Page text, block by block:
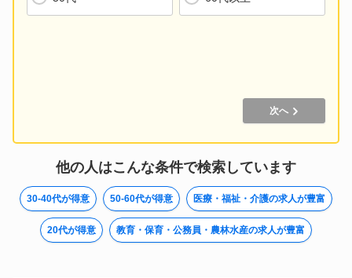
素材・化学・食品・医薬品技術職
医療・福祉・介護
薬剤師、医師、看護師、ヘルパー、栄養士、ケアマネージャーなど
教育・保育・公務員・農林水産
教師、保育士、講師、インストラクター、通訳、団体職員など
その他
条件交渉にも対応
次へ
他の人はこんな条件で検索しています
30-40代が得意 50-60代が得意 医療・福祉・介護の求人が豊富
20代が得意 教育・保育・公務員・農林水産の求人が豊富